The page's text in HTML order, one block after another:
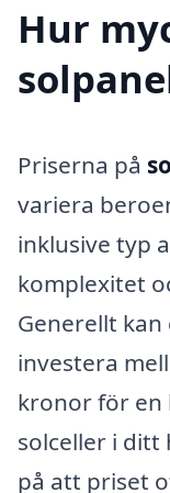
Hur
Priserna på
variera
inklusive typ
komplexitet
Generellt
investera
kronor för en
solceller i ditt
på att priset